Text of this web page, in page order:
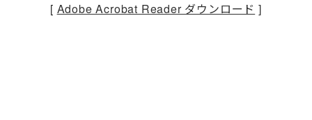
[ Adobe Acrobat Reader ダウンロード ]